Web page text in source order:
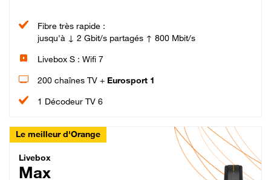
Fibre très rapide :
jusqu'à ↓ 2 Gbit/s partagés ↑ 800 Mbit/s
Livebox S : Wifi 7
200 chaînes TV + Eurosport 1
1 Décodeur TV 6
Le meilleur d'Orange
Livebox Max Fibre
Livebox
Max